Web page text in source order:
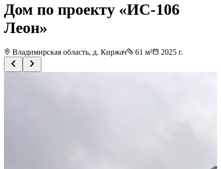
Дом по проекту «ИС-106
Леон»
Владимирская область, д. Киржач 61 м² 2025 г.